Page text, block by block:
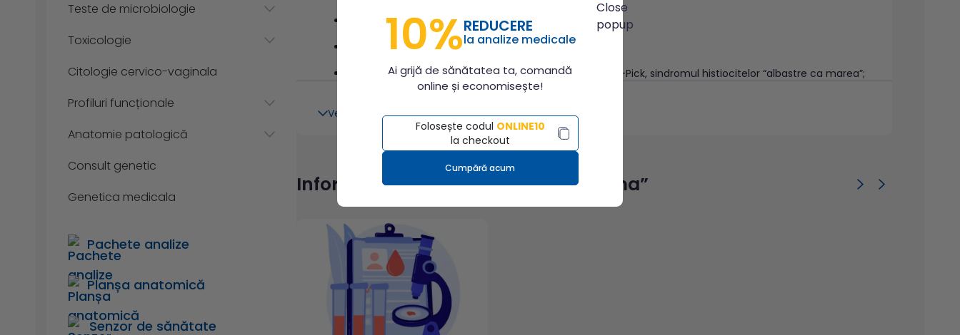
Teste de microbiologie
Toxicologie
Citologie cervico-vaginala
Profiluri funcționale
Anatomie patologică
Consult genetic
Genetica medicala
Pachete analize
Planșa anatomică
Senzor de sănătate
Diagnosticulanemiei megaloblastice
Diagnosticul mielomului multiplu;
Diagnosticul lipidozelor: boala Gaucher, boala Niemann-Pick, sindromul histiocitelor “albastre ca marea”;
mielodisplazic, hipo-/aplazie medulară, agranulocitoza;
Diagnosticul, clasificarea şi monitorizarea leucemiilor acute;
Diagnosticul şi monitorizarea sindroamelor mielodisplazice;
In leucemia mieloidă cronică, pentru examen citogenetic şi pentru diagnosticul de fază accelerată sau
puseu blastic;
Rar în investigarea unei anemii microcitare hipocrome, pentru diferenţierea anemiei feriprive de anemia
din bolile cronice, prin cercetarea depozitelor de fier (hemosiderinei) medulare;
Diagnosticul bolii Waldenström;
In anemiile hemolitice pentru diagnosticul crizelor aplastice2;5.
Pregătire pacient
Vezi tot conținutul
Informații utile despre “Medulograma”
10%REDUCERE
la analize medicale
Ai grijă de sănătatea ta, comandă
online și economisește!
Folosește codul ONLINE10
la checkout
Cumpără acum